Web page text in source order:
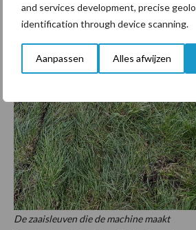
and services development, precise
identification through device scanning.
Aanpassen Alles afwijzen
De zaaisleuven die de machine maakt